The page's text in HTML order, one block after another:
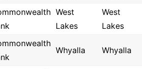
West
Lakes
West
Lakes
Whyalla Whyalla